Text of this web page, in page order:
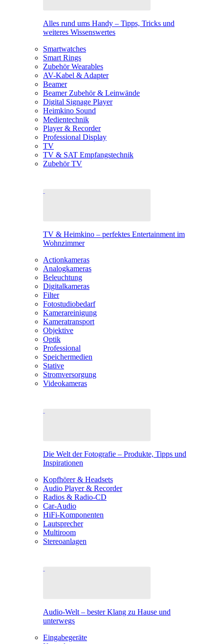
Alles rund ums Handy – Tipps, Tricks und
weiteres Wissenswertes
Smartwatches
Smart Rings
Zubehör Wearables
AV-Kabel & Adapter
Beamer
Beamer Zubehör & Leinwände
Digital Signage Player
Heimkino Sound
Medientechnik
Player & Recorder
Professional Display
TV
TV & SAT Empfangstechnik
Zubehör TV
TV & Heimkino – perfektes Entertainment im
Wohnzimmer
Actionkameras
Analogkameras
Beleuchtung
Digitalkameras
Filter
Fotostudiobedarf
Kamerareinigung
Kameratransport
Objektive
Optik
Professional
Speichermedien
Stative
Stromversorgung
Videokameras
Die Welt der Fotografie – Produkte, Tipps und
Inspirationen
Kopfhörer & Headsets
Audio Player & Recorder
Radios & Radio-CD
Car-Audio
HiFi-Komponenten
Lautsprecher
Multiroom
Stereoanlagen
Audio-Welt – bester Klang zu Hause und
unterwegs
Eingabegeräte